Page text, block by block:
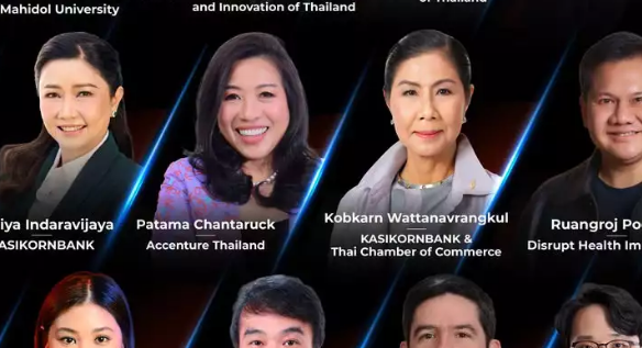
แนะนำให้ร้านค้าที่มีความประสงค์จะใช้งานระบบรับชำระเงินออนไลน์ต่อไป เรา
งโอมิเซะ โดยสามารถศึกษารายละเอียดบริการต่างๆ ได้ที่ www.omise.co/th
Paysbuy
PaysBuy Payment Gateway
No comment